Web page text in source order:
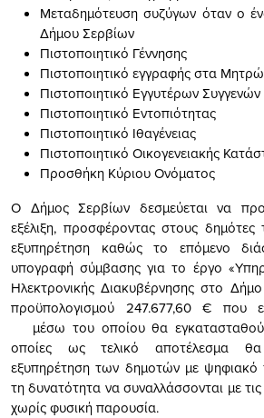
Μεταδημότευση συζύγων όταν ο
Δήμου Σερβίων
Πιστοποιητικό Γέννησης
Πιστοποιητικό εγγραφής στα
Πιστοποιητικό Εγγυτέρων Συγγενών
Πιστοποιητικό Εντοπιότητας
Πιστοποιητικό Ιθαγένειας
Πιστοποιητικό Οικογενειακής
Προσθήκη Κύριου Ονόματος
Ο Δήμος Σερβίων δεσμεύεται να
εξέλιξη, προσφέροντας στους δημότες
εξυπηρέτηση καθώς το επόμενο
υπογραφή σύμβασης για το έργο
Ηλεκτρονικής Διακυβέρνησης στο
προϋπολογισμού 247.677,60 € που
μέσω του οποίου θα
οποίες ως τελικό αποτέλεσμα θα
εξυπηρέτηση των δημοτών με ψηφιακό
τη δυνατότητα να συναλλάσσονται με
χωρίς φυσική παρουσία.